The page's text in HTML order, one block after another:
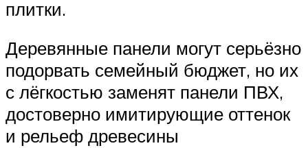
плитки.
Деревянные панели могут серьёзно
подорвать семейный бюджет, но их
с лёгкостью заменят панели ПВХ,
достоверно имитирующие оттенок
и рельеф древесины